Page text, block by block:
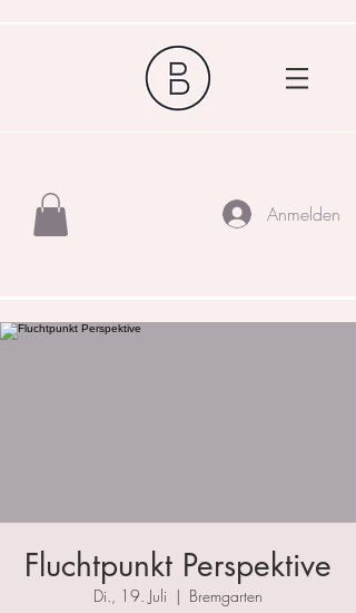
Anmelden
Fluchtpunkt Perspektive
Di., 19. Juli
  |
Bremgarten